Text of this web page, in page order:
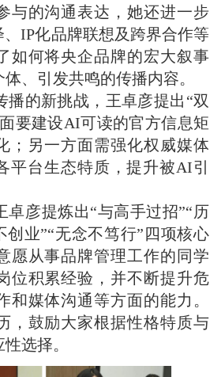
与的沟通表达，她还进一步
、IP化品牌联想及跨界合作等
如何将央企品牌的宏大叙事
、引发共鸣的传播内容。
播的新挑战，王卓彦提出“双
要建设AI可读的官方信息矩
；另一方面需强化权威媒体
平台生态特质，提升被AI引
卓彦提炼出“与高手过招”“历
创业”“无念不笃行”四项核心
愿从事品牌管理工作的同学
位积累经验，并不断提升危
和媒体沟通等方面的能力。
，鼓励大家根据性格特质与
选择。